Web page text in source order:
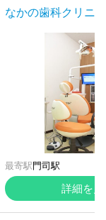
なかの歯科クリニ
最寄駅 門司駅
詳細を見